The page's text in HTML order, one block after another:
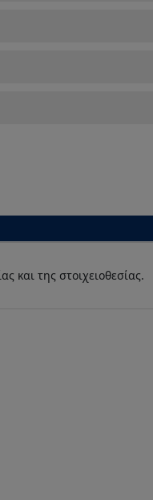
και της στοιχειοθεσίας.